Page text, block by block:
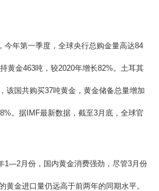
今年第一季度，全球央行总购金量高达84
黄金463吨，较2020年增长82%。土耳其
该国共购买37吨黄金，黄金储备总量增加
。据IMF最新数据，截至3月底，全球官
1—2月份，国内黄金消费强劲，尽管3月份
黄金进口量仍远高于前两年的同期水平。